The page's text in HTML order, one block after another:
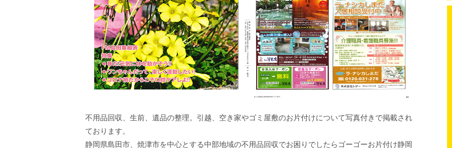
不用品回収、生前、遺品の整理。引越、空き家やゴミ屋敷のお片付けについて写真付きで掲載され
ております。
静岡県島田市、焼津市を中心とする中部地域の不用品回収でお困りでしたらゴーゴーお片付け静岡